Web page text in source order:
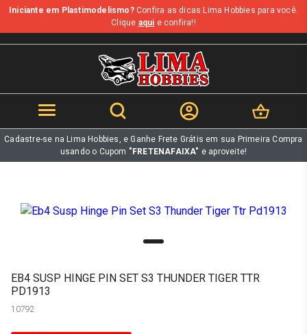
b
Iniciante em Plastimodelismo?Confira as dicas Lima Hobbies para você.
Clique aqui e confira!!
Cadastre-se na Lima Hobbies, e Ganhe Frete Grátis em sua Primeira Compra
usando o Cupom "FRETENAFAIXA" e aproveite!
EB4 SUSP HINGE PIN SET S3 THUNDER TIGER TTR
PD1913
10792